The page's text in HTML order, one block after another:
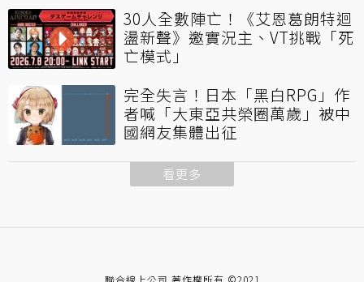
30人全數陣亡！《艾恩葛朗特迴
盪新聲》邀實況主、VT挑戰「死
亡模式」
完全失言！日本「黑白RPG」作
者喊「大東亞共榮圈萬歲」被中
國網友集體出征
看更多
聯合線上公司 著作權所有 ©2021